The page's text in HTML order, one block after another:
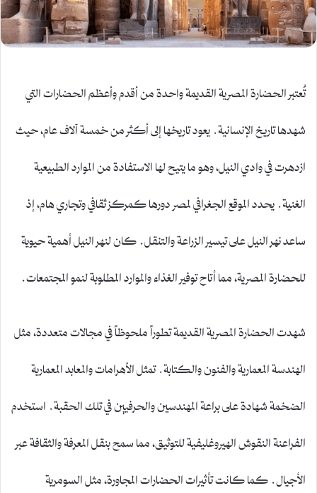
تُعتبر الحضارة المصرية القديمة واحدة من أقدم وأعظم الحضارات التي
شهدها تاريخ الإنسانية. يعود تاريخها إلى أكثر من خمسة آلاف عام، حيث
ازدهرت في وادي النيل، وهو ما يتيح لها الاستفادة من الموارد الطبيعية
الغنية. يحدد الموقع الجغرافي لمصر دورها كمركز ثقافي وتجاري هام، إذ
ساعد نهر النيل على تيسير الزراعة والتنقل. كان لنهر النيل أهمية حيوية
للحضارة المصرية، مما أتاح توفير الغذاء والموارد المطلوبة لنمو المجتمعات.
شهدت الحضارة المصرية القديمة تطوراً ملحوظاً في مجالات متعددة، مثل
الهندسة المعمارية والفنون والكتابة. تمثل الأهرامات والمعابد المعمارية
الضخمة شهادة على براعة المهندسين والحرفيين في تلك الحقبة. استخدم
الفراعنة النقوش الهيروغليفية للتوثيق، مما سمح بنقل المعرفة والثقافة عبر
الأجيال. كما كانت تأثيرات الحضارات المجاورة، مثل السومرية